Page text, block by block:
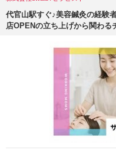
代官山駅すぐ♪美容鍼灸の経験
店OPENの立ち上げから関わる